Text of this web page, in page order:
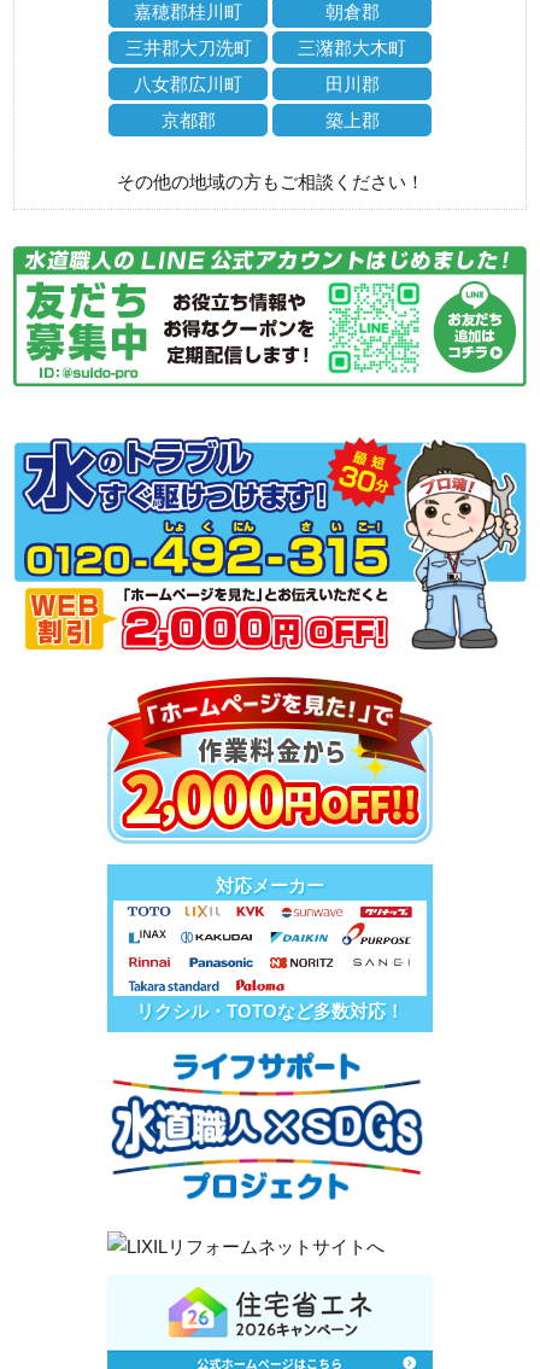
嘉穂郡桂川町
朝倉郡
三井郡大刀洗町
三潴郡大木町
八女郡広川町
田川郡
京都郡
築上郡
その他の地域の方もご相談ください！
対応メーカー
リクシル・TOTOなど多数対応！